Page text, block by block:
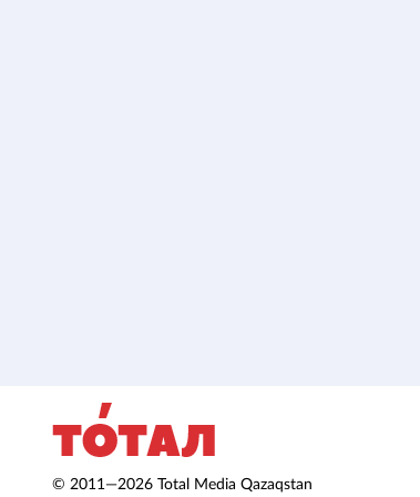
© 2011—2026 Total Media Qazaqstan